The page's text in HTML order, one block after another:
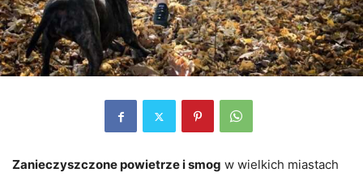
Zanieczyszczone powietrze i smog w wielkich miastach